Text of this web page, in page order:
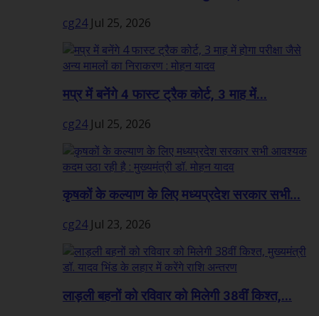
cg24 Jul 25, 2026
मप्र में बनेंगे 4 फास्ट ट्रैक कोर्ट, 3 माह में...
cg24 Jul 25, 2026
कृषकों के कल्याण के लिए मध्यप्रदेश सरकार सभी...
cg24 Jul 23, 2026
लाड़ली बहनों को रविवार को मिलेगी 38वीं किश्त,...